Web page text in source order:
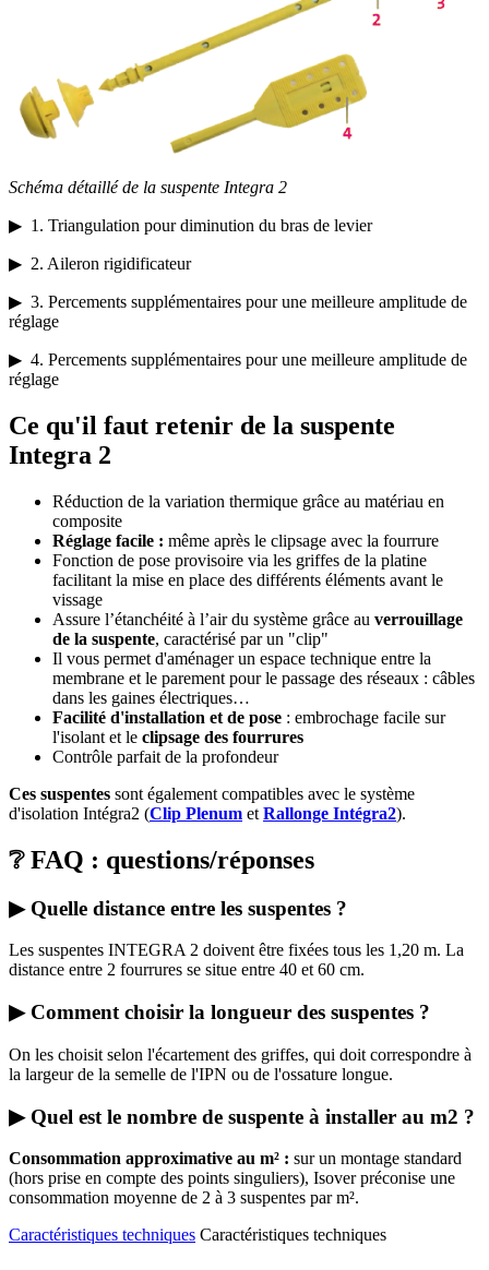
Schéma détaillé de la suspente Integra 2
▶ 1. Triangulation pour diminution du bras de levier
▶ 2. Aileron rigidificateur
▶ 3. Percements supplémentaires pour une meilleure amplitude de
réglage
▶ 4. Percements supplémentaires pour une meilleure amplitude de
réglage
Ce qu'il faut retenir de la suspente
Integra 2
Réduction de la variation thermique grâce au matériau en
composite
Réglage facile : même après le clipsage avec la fourrure
Fonction de pose provisoire via les griffes de la platine
facilitant la mise en place des différents éléments avant le
vissage
Assure l’étanchéité à l’air du système grâce au verrouillage
de la suspente, caractérisé par un "clip"
Il vous permet d'aménager un espace technique entre la
membrane et le parement pour le passage des réseaux : câbles
dans les gaines électriques…
Facilité d'installation et de pose : embrochage facile sur
l'isolant et le clipsage des fourrures
Contrôle parfait de la profondeur
Ces suspentes sont également compatibles avec le système
d'isolation Intégra2 (Clip Plenum et Rallonge Intégra2).
❔ FAQ : questions/réponses
▶ Quelle distance entre les suspentes ?
Les suspentes INTEGRA 2 doivent être fixées tous les 1,20 m. La
distance entre 2 fourrures se situe entre 40 et 60 cm.
▶ Comment choisir la longueur des suspentes ?
On les choisit selon l'écartement des griffes, qui doit correspondre à
la largeur de la semelle de l'IPN ou de l'ossature longue.
▶ Quel est le nombre de suspente à installer au m2 ?
Consommation approximative au m² : sur un montage standard
(hors prise en compte des points singuliers), Isover préconise une
consommation moyenne de 2 à 3 suspentes par m².
Caractéristiques techniques Caractéristiques techniques